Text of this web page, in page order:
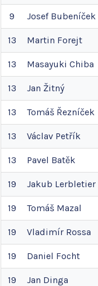
9 Josef Bubeníček
13 Martin Forejt
13 Masayuki Chiba
13 Jan Žitný
13 Tomáš Řezníček
13 Václav Petřík
13 Pavel Batěk
19 Jakub Lerbletier
19 Tomáš Mazal
19 Vladimír Rossa
19 Daniel Focht
19 Jan Dinga